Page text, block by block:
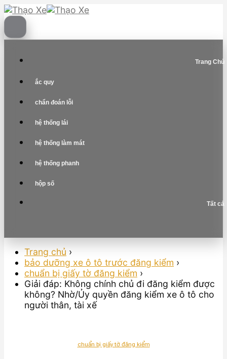
Skip
to
content
Trang Chủ
ắc quy
chẩn đoán lỗi
hệ thống lái
hệ thống làm mát
hệ thống phanh
hộp số
Tất cả
Trang chủ ›
bảo dưỡng xe ô tô trước đăng kiểm ›
chuẩn bị giấy tờ đăng kiểm ›
Giải đáp: Không chính chủ đi đăng kiểm được
không? Nhờ/Ủy quyền đăng kiểm xe ô tô cho
người thân, tài xế
chuẩn bị giấy tờ đăng kiểm